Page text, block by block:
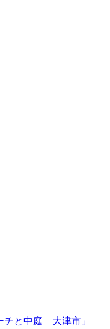
チと中庭 大津市」